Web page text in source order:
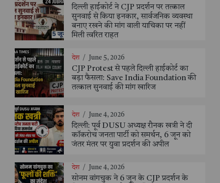
दिल्ली हाईकोर्ट ने CJP प्रदर्शन पर तत्काल
सुनवाई से किया इनकार, सार्वजनिक व्यवस्था
बनाए रखने की मांग वाली याचिका पर नहीं
मिली त्वरित राहत
देश / June 5, 2026
CJP Protest से पहले दिल्ली हाईकोर्ट का
बड़ा फैसला: Save India Foundation की
तत्काल सुनवाई की मांग खारिज
देश / June 4, 2026
दिल्ली: पूर्व DUSU अध्यक्ष रौनक खत्री ने दी
कॉकरोच जनता पार्टी को समर्थन, 6 जून को
जंतर मंतर पर युवा प्रदर्शन की अपील
देश / June 4, 2026
सोनम वांगचुक ने 6 जून के CJP प्रदर्शन के